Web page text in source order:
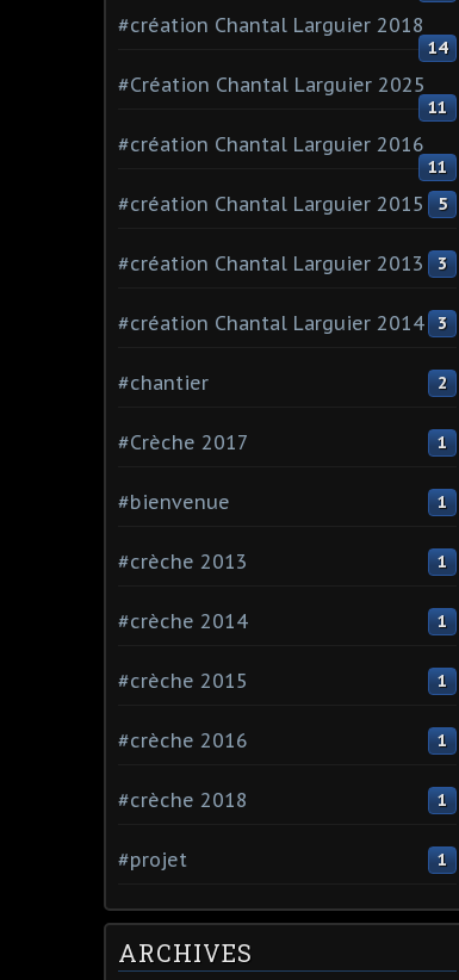
#création Chantal Larguier 2018
14
#Création Chantal Larguier 2025
11
#création Chantal Larguier 2016
11
#création Chantal Larguier 2015 5
#création Chantal Larguier 2013 3
#création Chantal Larguier 2014 3
#chantier 2
#Crèche 2017 1
#bienvenue 1
#crèche 2013 1
#crèche 2014 1
#crèche 2015 1
#crèche 2016 1
#crèche 2018 1
#projet 1
ARCHIVES